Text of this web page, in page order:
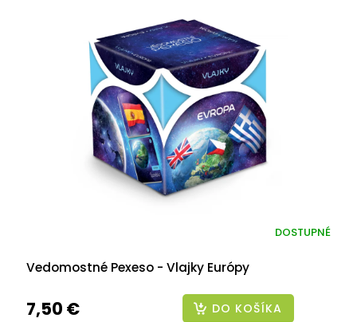
Vedomostné Pexeso - Vlajky Európy
DOSTUPNÉ
7,50 € DO KOŠÍKA